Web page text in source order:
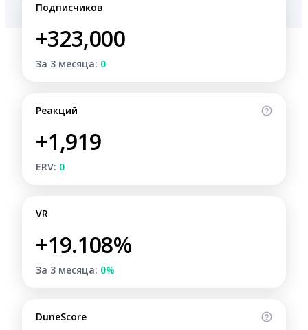
Подписчиков
+323,000
За 3 месяца: 0
Реакций
+1,919
ERV: 0
VR
+19.108%
За 3 месяца: 0%
DuneScore